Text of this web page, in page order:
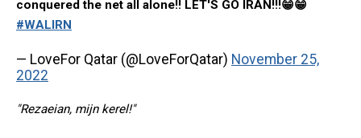
conquered the net all alone!! LET'S GO IRAN!!!😁😁
#WALIRN
— LoveFor Qatar (@LoveForQatar) November 25,
2022
"Rezaeian, mijn kerel!"